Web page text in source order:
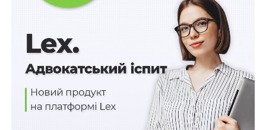
двох мінімальних заробітних плат.
Позичальники повинні постійно проживати або
виїхати з території, на якій ведуться (велися) бойові
дії чи ТОТ, не мати простроченої заборгованості
Встановлено йзаборону вимагати прострочену
кредитору та колекторській компанії